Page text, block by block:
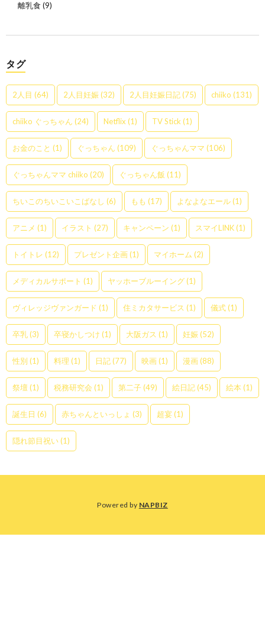
離乳食 (9)
タグ
2人目 (64) 2人目妊娠(32) 2人目妊娠日記(75) chiiko (131)
chiiko ぐっちゃん (24) Netflix (1) TV Stick (1)
お金のこと (1) ぐっちゃん (109) ぐっちゃんママ (106)
ぐっちゃんママ chiiko (20) ぐっちゃん飯 (11)
ちいこのちいこいこばなし (6) もも (17) よなよなエール(1)
アニメ (1) イラスト (27) キャンペーン (1) スマイLINK(1)
トイトレ (12) プレゼント企画(1) マイホーム (2)
メディカルサポート (1) ヤッホーブルーイング(1)
ヴィレッジヴァンガード (1) 住ミカタサービス (1) 儀式(1)
卒乳(3) 卒寝かしつけ (1) 大阪ガス (1) 妊娠(52)
性別 (1) 料理 (1) 日記(77) 映画(1) 漫画(88)
祭壇 (1) 税務研究会 (1) 第二子(49) 絵日記(45) 絵本(1)
誕生日 (6) 赤ちゃんといっしょ (3) 超宴(1)
隠れ節目祝い(1)
Powered by NAPBIZ